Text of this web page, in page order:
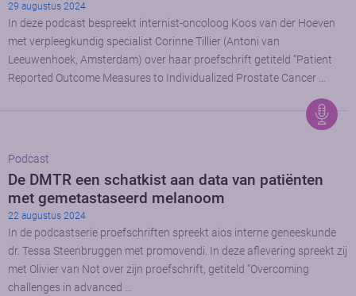
29 augustus 2024
In deze podcast bespreekt internist-oncoloog Koos van der Hoeven
met verpleegkundig specialist Corinne Tillier (Antoni van
Leeuwenhoek, Amsterdam) over haar proefschrift getiteld “Patient
Reported Outcome Measures to Individualized Prostate Cancer …
Podcast
De DMTR een schatkist aan data van patiënten
met gemetastaseerd melanoom
22 augustus 2024
In de podcastserie proefschriften spreekt aios interne geneeskunde
dr. Tessa Steenbruggen met promovendi. In deze aflevering spreekt zij
met Olivier van Not over zijn proefschrift, getiteld “Overcoming
challenges in advanced …